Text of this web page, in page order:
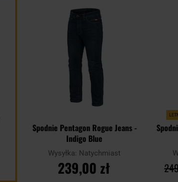
Spodnie Pentagon Rogue Jeans -
Indigo Blue
Wysyłka: Natychmiast
239,00 zł